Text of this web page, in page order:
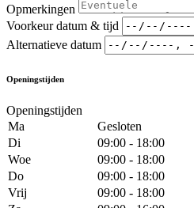
Opmerkingen
Voorkeur datum & tijd
Alternatieve datum
Openingstijden
Openingstijden
Ma
Gesloten
Di
09:00 - 18:00
Woe
09:00 - 18:00
Do
09:00 - 18:00
Vrij
09:00 - 18:00